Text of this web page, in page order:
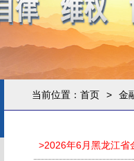
当前位置： 首页 > 金
>2026年6月黑龙江省